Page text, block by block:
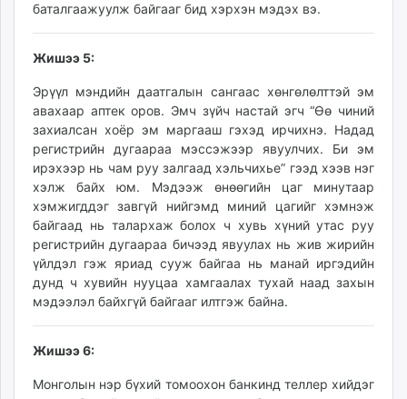
баталгаажуулж байгааг бид хэрхэн мэдэх вэ.
Жишээ 5:
Эрүүл мэндийн даатгалын сангаас хөнгөлөлттэй эм
авахаар аптек оров. Эмч зүйч настай эгч “Өө чиний
захиалсан хоёр эм маргааш гэхэд ирчихнэ. Надад
регистрийн дугаараа мэссэжээр явуулчих. Би эм
ирэхээр нь чам руу залгаад хэльчихье” гээд хээв нэг
хэлж байх юм. Мэдээж өнөөгийн цаг минутаар
хэмжигддэг завгүй нийгэмд миний цагийг хэмнэж
байгаад нь талархаж болох ч хувь хүний утас руу
регистрийн дугаараа бичээд явуулах нь жив жирийн
үйлдэл гэж яриад сууж байгаа нь манай иргэдийн
дунд ч хувийн нууцаа хамгаалах тухай наад захын
мэдээлэл байхгүй байгааг илтгэж байна.
Жишээ 6:
Монголын нэр бүхий томоохон банкинд теллер хийдэг